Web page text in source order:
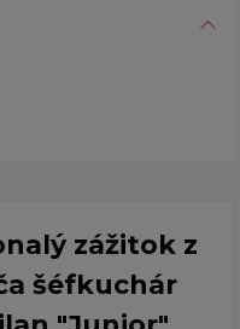
zážitok z
šéfkuchár